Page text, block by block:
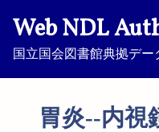
Web NDL
国立国会図書館典拠デ
胃炎--内視